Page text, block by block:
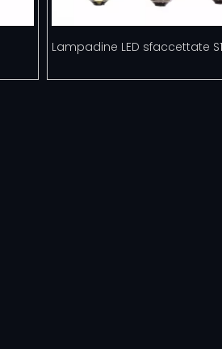
Lampadine LED sfaccettate